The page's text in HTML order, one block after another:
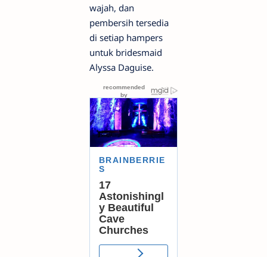
wajah, dan
pembersih tersedia
di setiap hampers
untuk bridesmaid
Alyssa Daguise.